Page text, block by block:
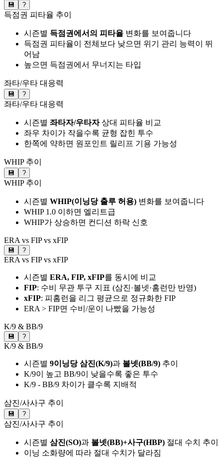
💾 ?
득점권 피타율 추이
시즌별 득점권에서의 피타율 변화를 보여줍니다
득점권 피타율이 전체보다 낮으면 위기 관리 능력이 뛰
어남
높으면 득점권에서 무너지는 타입
좌타/우타 대응력
💾 ?
좌타/우타 대응력
시즌별 좌타자/우타자상대 피타율 비교
좌우 차이가 작을수록 균형 잡힌 투수
한쪽에 약하면 원포인트 릴리프 기용 가능성
WHIP 추이
💾 ?
WHIP 추이
시즌별 WHIP(이닝당 출루 허용) 변화를 보여줍니다
WHIP 1.0 이하면 엘리트급
WHIP가 상승하면 컨디션 하락 신호
ERA vs FIP vs xFIP
💾 ?
ERA vs FIP vs xFIP
시즌별 ERA, FIP, xFIP를 동시에 비교
FIP: 수비 무관 투구 지표 (삼진·볼넷·홈런만 반영)
xFIP: 피홈런을 리그 평균으로 정규화한 FIP
ERA > FIP면 수비/운이 나빴을 가능성
K/9 & BB/9
💾 ?
K/9 & BB/9
시즌별 9이닝당 삼진(K/9)과 볼넷(BB/9) 추이
K/9이 높고 BB/9이 낮을수록 좋은 투수
K/9 - BB/9 차이가 클수록 지배적
삼진/사사구 추이
💾 ?
삼진/사사구 추이
시즌별 삼진(SO)과 볼넷(BB)+사구(HBP) 절대 수치 추이
이닝 소화량에 따라 절대 수치가 달라짐